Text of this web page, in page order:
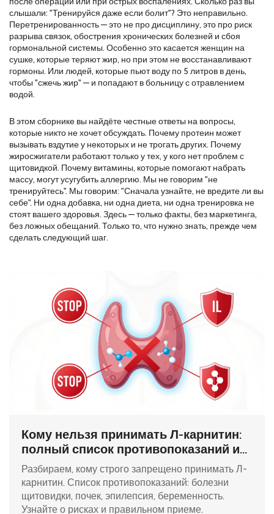
слышали: "Тренируйся даже если болит"? Это неправильно.
Перетренированность — это не про дисциплину, это про риск
разрыва связок, обострения хронических болезней и сбоя
гормональной системы. Особенно это касается женщин на
сушке, которые теряют жир, но при этом не восстанавливают
гормоны. Или людей, которые пьют воду по 5 литров в день,
чтобы "сжечь жир" — и попадают в больницу с отравлением
водой.
В этом сборнике вы найдёте честные ответы на вопросы,
которые никто не хочет обсуждать. Почему протеин может
вызывать вздутие у некоторых и не трогать других. Почему
жиросжигатели работают только у тех, у кого нет проблем с
щитовидкой. Почему витамины, которые помогают набрать
массу, могут усугубить аллергию. Мы не говорим "не
тренируйтесь". Мы говорим: "Сначала узнайте, не вредите ли вы
себе". Ни одна добавка, ни одна диета, ни одна тренировка не
стоят вашего здоровья. Здесь — только факты, без маркетинга,
без ложных обещаний. Только то, что нужно знать, прежде чем
сделать следующий шаг.
Кому нельзя принимать Л-карнитин:
полный список противопоказаний и
рисков
Разбираем, кому строго запрещено принимать Л-
карнитин. Список противопоказаний: болезни
щитовидки, почек, эпилепсия, беременность.
Узнайте о рисках и правильном приеме.